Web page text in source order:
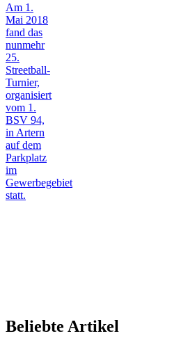
Am 1.
Mai 2018
fand das
nunmehr
25.
Streetball-
Turnier,
organisiert
vom 1.
BSV 94,
in Artern
auf dem
Parkplatz
im
Gewerbegebiet
statt.
Beliebte Artikel